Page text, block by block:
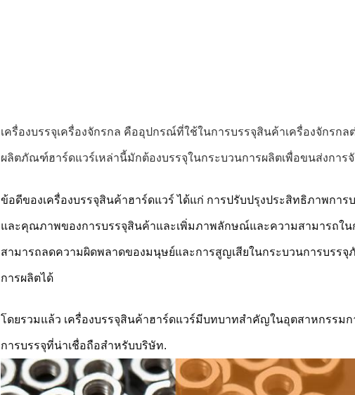
เครื่องบรรจุเครื่องจักรกล คืออุปกรณ์ที่ใช้ในการบรรจุสินค้าเครื่องจักรก
ผลิตภัณฑ์ฮาร์ดแวร์เหล่านี้มักต้องบรรจุในกระบวนการผลิตเพื่อขนส่งการจั
ข้อดีของเครื่องบรรจุสินค้าฮาร์ดแวร์ ได้แก่ การปรับปรุงประสิทธิภาพกา
และคุณภาพของการบรรจุสินค้าและเพิ่มภาพลักษณ์และความสามารถใ
สามารถลดความผิดพลาดของมนุษย์และการสูญเสียในกระบวนการบรร
การผลิตได้
โดยรวมแล้ว เครื่องบรรจุสินค้าฮาร์ดแวร์มีบทบาทสําคัญในอุตสาหกรรม
การบรรจุที่น่าเชื่อถือสําหรับบริษัท.